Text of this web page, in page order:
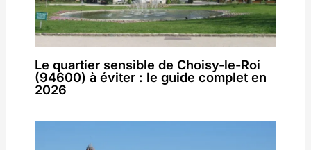
Le quartier sensible de Choisy-le-Roi
(94600) à éviter : le guide complet en
2026